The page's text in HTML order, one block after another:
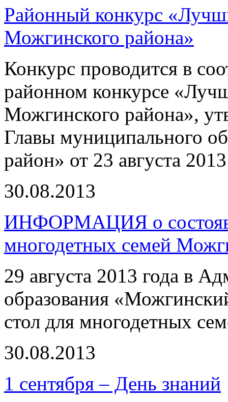
Районный конкурс
Можгинского района»
Конкурс проводится в
районном конкурсе
Можгинского района»,
Главы муниципального
район» от 23 августа
30.08.2013
ИНФОРМАЦИЯ о
многодетных семей
29 августа 2013 года в
образования
стол для многодетных
30.08.2013
1 сентября – День знаний